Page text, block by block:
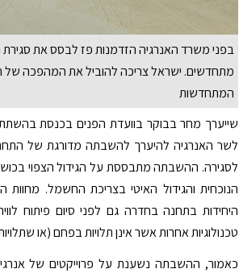
בפני משרד האנרגיה הזדמנות פז לבסס את
מתחדשים. ישראל צריכה להוביל את המהפכה של
המתחדשות
שייערך מחר בבוקר בוועדת הפנים בכנסת
לשר האנרגיה להיערך להשבתה מדורגת של
לסגירה. ההשבתה מתבססת על הגידול הצפוי
הנוכחית והגידול האיטי בצריכת החשמל.
היחידות בתחנה בחדרה גם לפני סיום פיתוח
טכנולוגיות אחרות אשר אינן תלויות בפחם (או
כאמור, ההשבתה נשענת על פרוייקטים של